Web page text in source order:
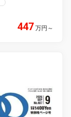
447 万円 ～